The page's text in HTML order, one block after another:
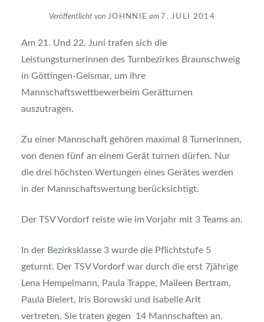
Veröffentlicht vonJOHNNIE am 7. JULI 2014
Am 21. Und 22. Juni trafen sich die
Leistungsturnerinnen des Turnbezirkes Braunschweig
in Göttingen-Geismar, um ihre
Mannschaftswettbewerbeim Gerätturnen
auszutragen.
Zu einer Mannschaft gehören maximal 8 Turnerinnen,
von denen fünf an einem Gerät turnen dürfen. Nur
die drei höchsten Wertungen eines Gerätes werden
in der Mannschaftswertung berücksichtigt.
Der TSV Vordorf reiste wie im Vorjahr mit 3 Teams an.
In der Bezirksklasse 3 wurde die Pflichtstufe 5
geturnt. Der TSV Vordorf war durch die erst 7jährige
Lena Hempelmann, Paula Trappe, Maileen Bertram,
Paula Bielert, Iris Borowski und Isabelle Arlt
vertreten. Sie traten gegen 14 Mannschaften an.